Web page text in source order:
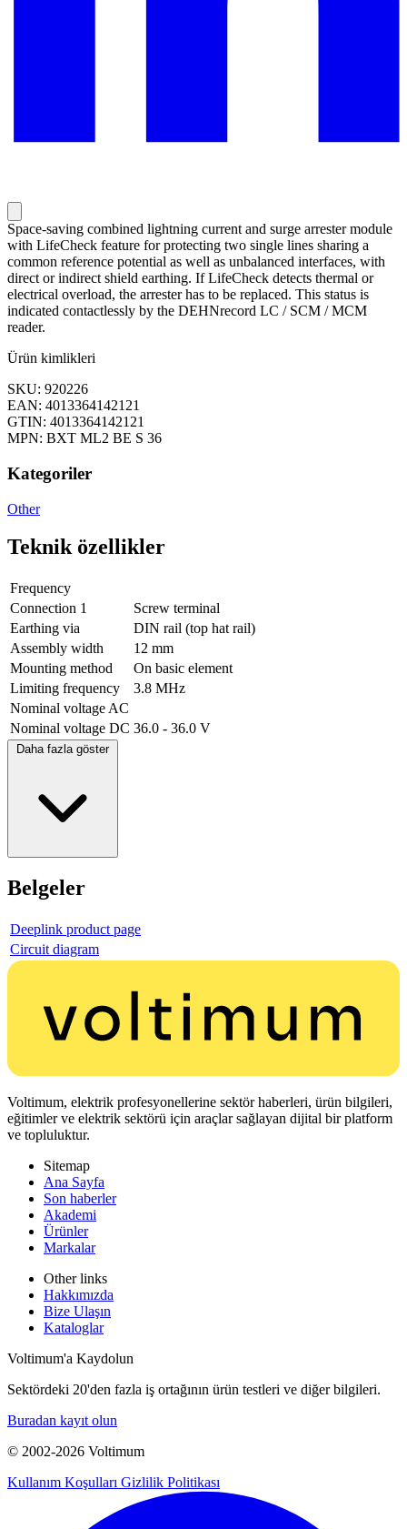
Space-saving combined lightning current and surge arrester module
with LifeCheck feature for protecting two single lines sharing a
common reference potential as well as unbalanced interfaces, with
direct or indirect shield earthing. If LifeCheck detects thermal or
electrical overload, the arrester has to be replaced. This status is
indicated contactlessly by the DEHNrecord LC / SCM / MCM
reader.
Ürün kimlikleri
SKU: 920226
EAN: 4013364142121
GTIN: 4013364142121
MPN: BXT ML2 BE S 36
Kategoriler
Other
Teknik özellikler
Frequency
Connection 1
Screw terminal
Earthing via
DIN rail (top hat rail)
Assembly width
12 mm
Mounting method
On basic element
Limiting frequency
3.8 MHz
Nominal voltage AC
Nominal voltage DC 36.0 - 36.0 V
Daha fazla göster
Belgeler
Deeplink product page
Circuit diagram
Voltimum, elektrik profesyonellerine sektör haberleri, ürün bilgileri,
eğitimler ve elektrik sektörü için araçlar sağlayan dijital bir platform
ve topluluktur.
Sitemap
Ana Sayfa
Son haberler
Akademi
Ürünler
Markalar
Other links
Hakkımızda
Bize Ulaşın
Kataloglar
Voltimum'a Kaydolun
Sektördeki 20'den fazla iş ortağının ürün testleri ve diğer bilgileri.
Buradan kayıt olun
© 2002-2026 Voltimum
Kullanım Koşulları Gizlilik Politikası